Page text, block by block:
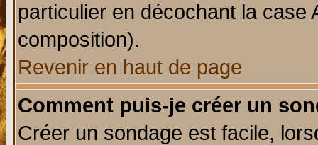
particulier en décochant la
composition).
Revenir en haut de page
Comment puis-je créer un
Créer un sondage est facile,